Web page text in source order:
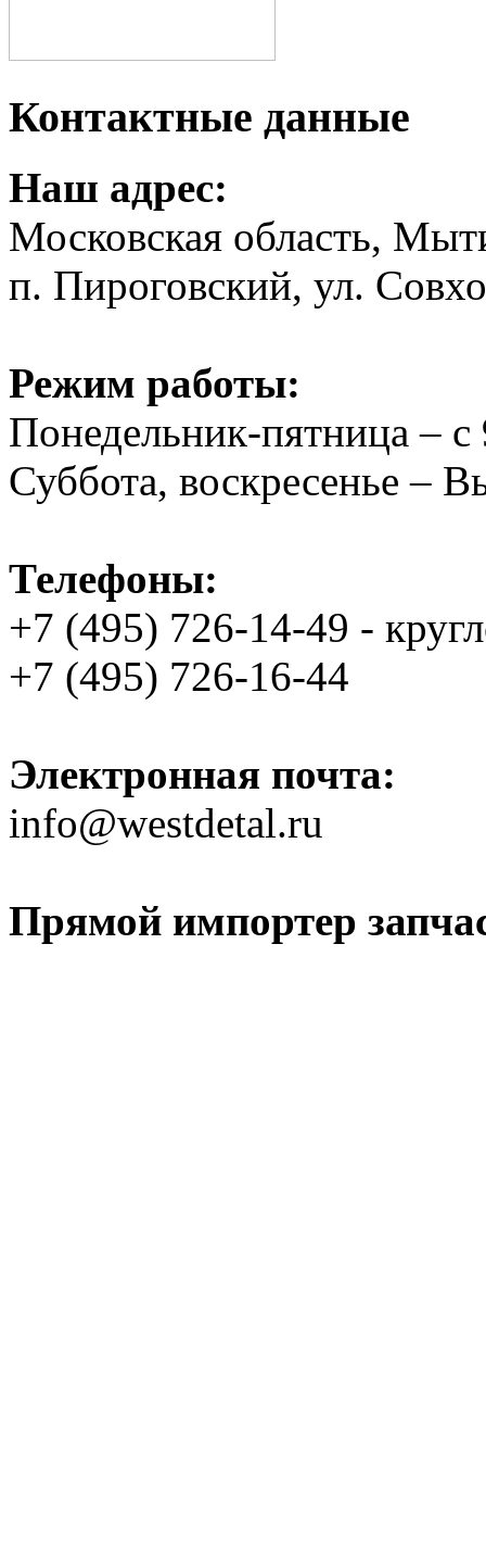
Контактные данные
Наш адрес:
Московская область,
п. Пироговский, ул.
Режим работы:
Понедельник-пятница –
Суббота, воскресенье –
Телефоны:
+7 (495) 726-14-49 -
+7 (495) 726-16-44
Электронная почта:
info@westdetal.ru
Прямой импортер